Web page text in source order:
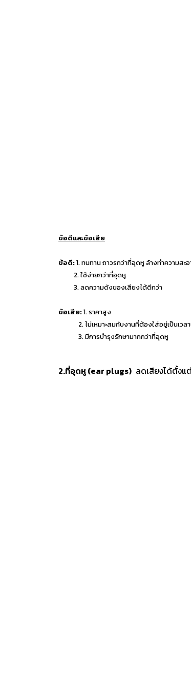
ข้อดีและข้อเสีย
ข้อดี:1. ทนทาน ถาวรกว่าที่อุดหู ล้างทำความสะ
2. ใช้ง่ายกว่าที่อุดหู
3. ลดความดังของเสียงได้ดีกว่า
ข้อเสีย:1. ราคาสูง
2. ไม่เหมาะสมกับงานที่ต้องใส่อยู่เป็นเวล
3. มีการบำรุงรักษามากกว่าที่อุดหู
2.ที่อุดหู (ear plugs) ลดเสียงได้ตั้